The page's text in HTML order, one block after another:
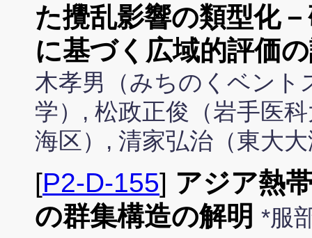
た攪乱影響の類型化
に基づく広域的評価
木孝男（みちのくベント
学）, 松政正俊（岩手医
海区）, 清家弘治（東大
[P2-D-155] アジア熱
の群集構造の解明 *服